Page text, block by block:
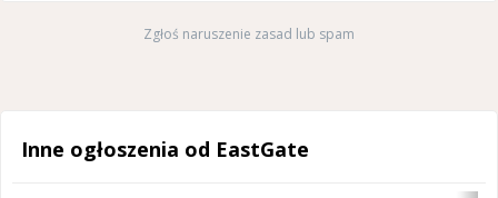
Zgłoś naruszenie zasad lub spam
Inne ogłoszenia od EastGate